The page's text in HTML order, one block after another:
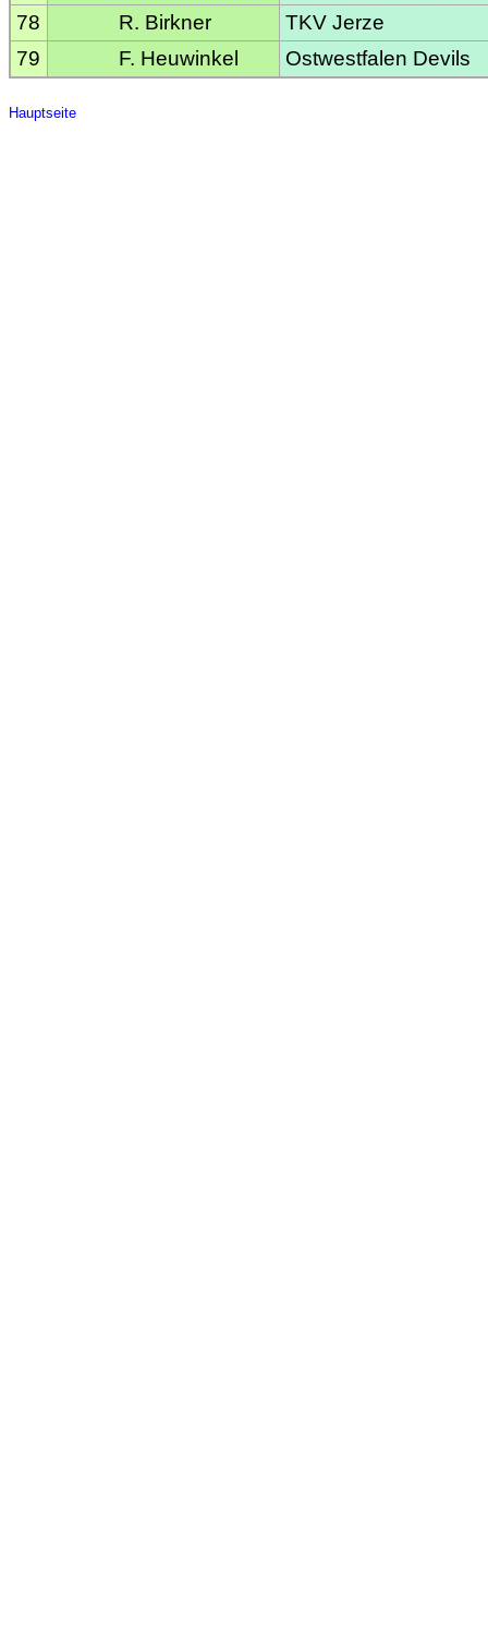
78
R. Birkner
TKV Jerze
79
F. Heuwinkel Ostwestfalen Devils
Hauptseite